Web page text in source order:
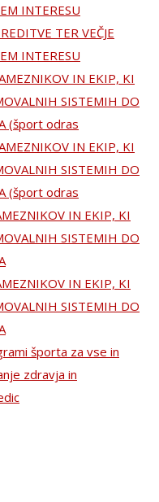
INTERESU
TER VEČJE
INTERESU
IN EKIP, KI
SISTEMIH DO
(šport odras
IN EKIP, KI
SISTEMIH DO
(šport odras
IN EKIP, KI
SISTEMIH DO
IN EKIP, KI
SISTEMIH DO
športa za vse in
zdravja in